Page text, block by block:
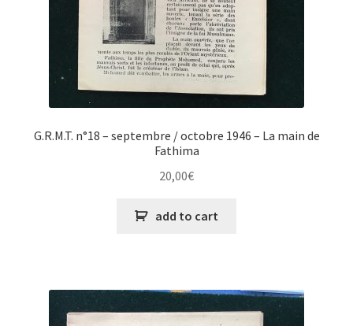
G.R.M.T. n°18 – septembre / octobre 1946 – La main de
Fathima
20,00€
add to cart